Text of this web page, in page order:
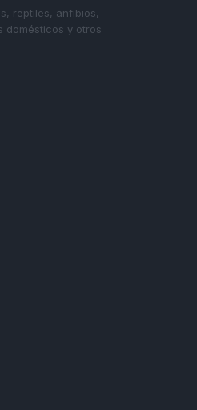
reptiles, anfibios,
domésticos y otros